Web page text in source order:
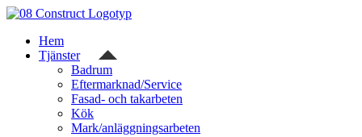
Fortsätt
innehållet
Hem
Tjänster
Badrum
Eftermarknad/Service
Fasad- och takarbeten
Kök
Mark/anläggningsarbeten